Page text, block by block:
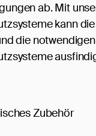
ab. Mit
kann
die notwendigen
Zubehör